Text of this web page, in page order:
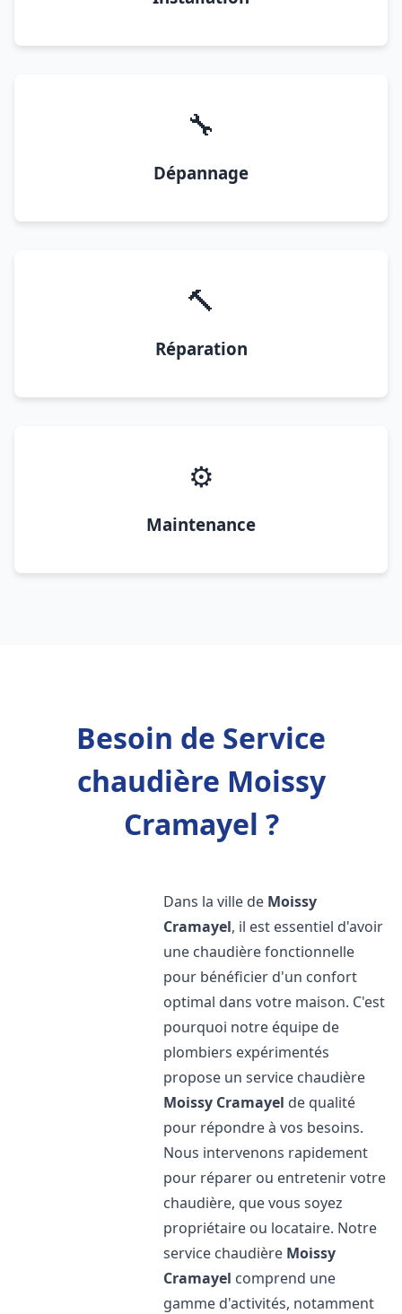
🔧
Dépannage
🔨
Réparation
⚙️
Maintenance
Besoin de Service
chaudière Moissy
Cramayel ?
Dans la ville de Moissy
Cramayel, il est essentiel d'avoir
une chaudière fonctionnelle
pour bénéficier d'un confort
optimal dans votre maison. C'est
pourquoi notre équipe de
plombiers expérimentés
propose un service chaudière
Moissy Cramayel de qualité
pour répondre à vos besoins.
Nous intervenons rapidement
pour réparer ou entretenir votre
chaudière, que vous soyez
propriétaire ou locataire. Notre
service chaudière Moissy
Cramayel comprend une
gamme d'activités, notamment